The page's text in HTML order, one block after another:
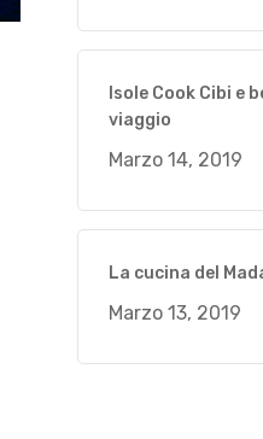
Isole Cook Cibi e
viaggio
Marzo 14, 2019
La cucina del
Marzo 13, 2019